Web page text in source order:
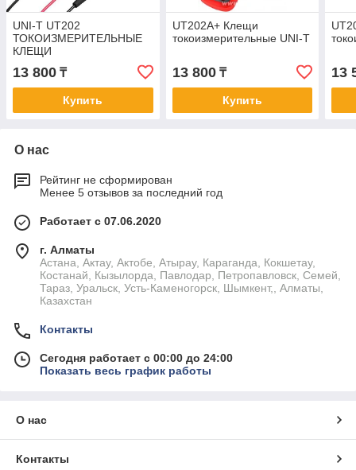
UNI-T UT202
ТОКОИЗМЕРИТЕЛЬНЫЕ
КЛЕЩИ
13 800 ₸
Купить
UT202A+ Клещи
токоизмерительные UNI-T
13 800₸
Купить
13
О нас
Рейтинг не сформирован
Менее 5 отзывов за последний год
Работает с 07.06.2020
г. Алматы
Астана, Актау, Актобе, Атырау, Караганда, Кокшетау,
Костанай, Кызылорда, Павлодар, Петропавловск, Семей,
Тараз, Уральск, Усть-Каменогорск, Шымкент,, Алматы,
Казахстан
Контакты
Сегодня работает с 00:00 до 24:00
Показать весь график работы
О нас
Контакты